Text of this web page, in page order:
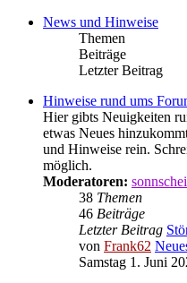
News und Hinweise
Themen
Beiträge
Letzter Beitrag
Hinweise rund ums
Hier gibts Neuigkeiten
etwas Neues
und Hinweise rein.
möglich.
Moderatoren:
38 Themen
46 Beiträge
Letzter Beitrag
von Frank62
Samstag 1. Juni